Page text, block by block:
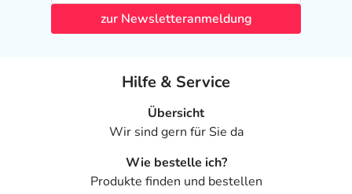
zur Newsletteranmeldung
Hilfe & Service
Übersicht
Wir sind gern für Sie da
Wie bestelle ich?
Produkte finden und bestellen